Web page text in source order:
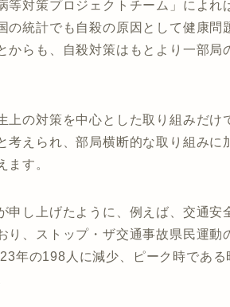
等対策プロジェクトチーム」によれ
の統計でも自殺の原因として健康問
からも、自殺対策はもとより一部局
上の対策を中心とした取り組みだけ
考えられ、部局横断的な取り組みに
ます。
申し上げたように、例えば、交通安
り、ストップ・ザ交通事故県民運動
年の198人に減少、ピーク時である